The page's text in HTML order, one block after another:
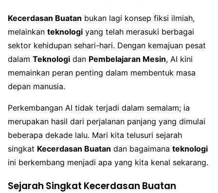
Kecerdasan Buatan bukan lagi konsep fiksi ilmiah,
melainkan teknologi yang telah merasuki berbagai
sektor kehidupan sehari-hari. Dengan kemajuan pesat
dalam Teknologi dan Pembelajaran Mesin, AI kini
memainkan peran penting dalam membentuk masa
depan manusia.
Perkembangan AI tidak terjadi dalam semalam; ia
merupakan hasil dari perjalanan panjang yang dimulai
beberapa dekade lalu. Mari kita telusuri sejarah
singkat Kecerdasan Buatan dan bagaimana teknologi
ini berkembang menjadi apa yang kita kenal sekarang.
Sejarah Singkat Kecerdasan Buatan